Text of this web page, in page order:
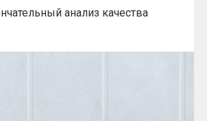
анализ качества